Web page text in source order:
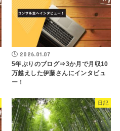
2026.01.07
5年ぶりのブログ⇒3か月で月収10
万越えした伊藤さんにインタビュ
ー！
日記